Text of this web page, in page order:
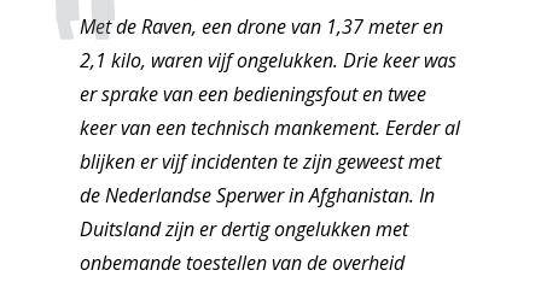
Met de Raven, een drone van 1,37 meter en
2,1 kilo, waren vijf ongelukken. Drie keer was
er sprake van een bedieningsfout en twee
keer van een technisch mankement. Eerder al
blijken er vijf incidenten te zijn geweest met
de Nederlandse Sperwer in Afghanistan. In
Duitsland zijn er dertig ongelukken met
onbemande toestellen van de overheid